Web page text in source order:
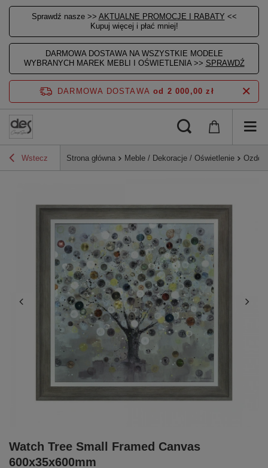
Sprawdź nasze >> AKTUALNE PROMOCJE I RABATY <<
Kupuj więcej i płać mniej!
DARMOWA DOSTAWA NA WSZYSTKIE MODELE
WYBRANYCH MAREK MEBLI I OŚWIETLENIA >> SPRAWDŹ
DARMOWA DOSTAWA od 2 000,00 zł
Wstecz Strona główna Meble / Dekoracje / Oświetlenie
Watch Tree Small Framed Canvas
600x35x600mm